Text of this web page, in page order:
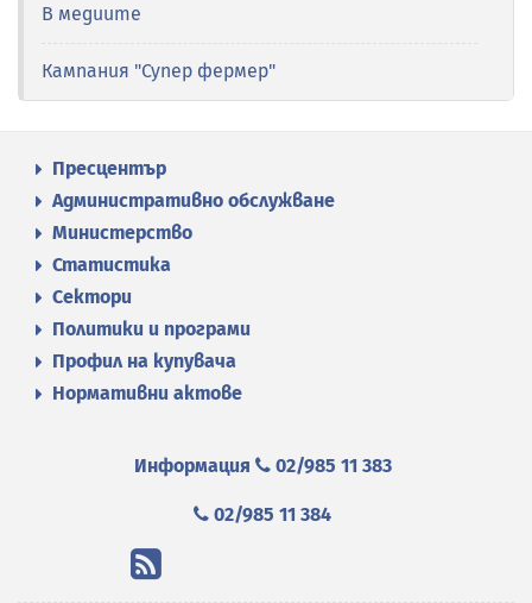
В медиите
Кампания "Супер фермер"
Пресцентър
Административно обслужване
Министерство
Статистика
Сектори
Политики и програми
Профил на купувача
Нормативни актове
Информация 02/985 11 383
02/985 11 384